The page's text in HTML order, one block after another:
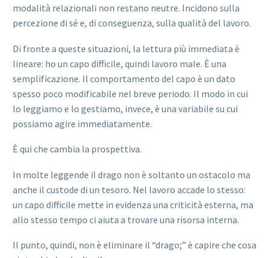
modalità relazionali non restano neutre. Incidono sulla
percezione di sé e, di conseguenza, sulla qualità del lavoro.
Di fronte a queste situazioni, la lettura più immediata è
lineare: ho un capo difficile, quindi lavoro male. È una
semplificazione. Il comportamento del capo è un dato
spesso poco modificabile nel breve periodo. Il modo in cui
lo leggiamo e lo gestiamo, invece, è una variabile su cui
possiamo agire immediatamente.
È qui che cambia la prospettiva.
In molte leggende il drago non è soltanto un ostacolo ma
anche il custode di un tesoro. Nel lavoro accade lo stesso:
un capo difficile mette in evidenza una criticità esterna, ma
allo stesso tempo ci aiuta a trovare una risorsa interna.
Il punto, quindi, non è eliminare il “drago;” è capire che cosa